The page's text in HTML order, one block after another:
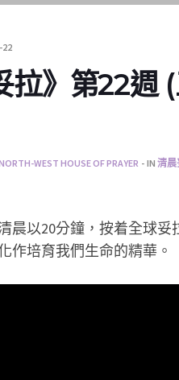
22
拉》第22週
WEST HOUSE OF PRAYER IN 清晨
晨以20分鐘，按着全球
作培育我們生命的精華。